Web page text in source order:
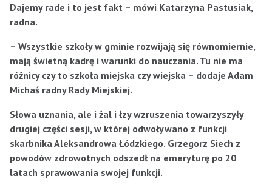
Dajemy rade i to jest fakt – mówi Katarzyna Pastusiak,
radna.
– Wszystkie szkoły w gminie rozwijają się równomiernie,
mają świetną kadrę i warunki do nauczania. Tu nie ma
różnicy czy to szkoła miejska czy wiejska – dodaje Adam
Michaś radny Rady Miejskiej.
Słowa uznania, ale i żal i łzy wzruszenia towarzyszyły
drugiej części sesji, w której odwoływano z funkcji
skarbnika Aleksandrowa Łódzkiego. Grzegorz Siech z
powodów zdrowotnych odszedł na emeryturę po 20
latach sprawowania swojej funkcji.